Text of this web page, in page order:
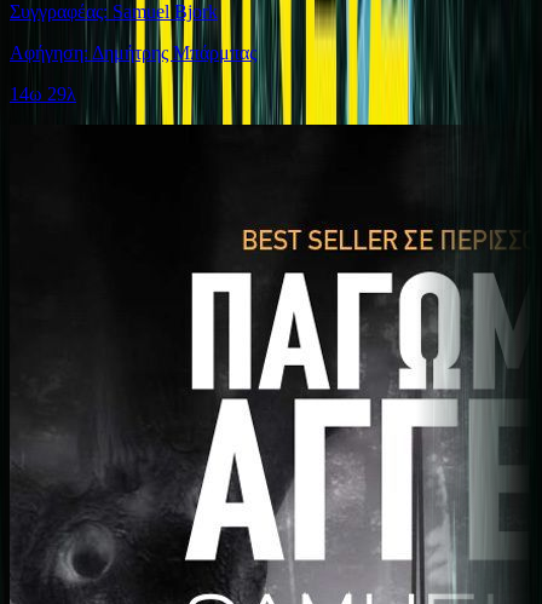
Συγγραφέας: Samuel Bjork
Αφήγηση: Δημήτρης Μπάρμπας
14ω 29λ